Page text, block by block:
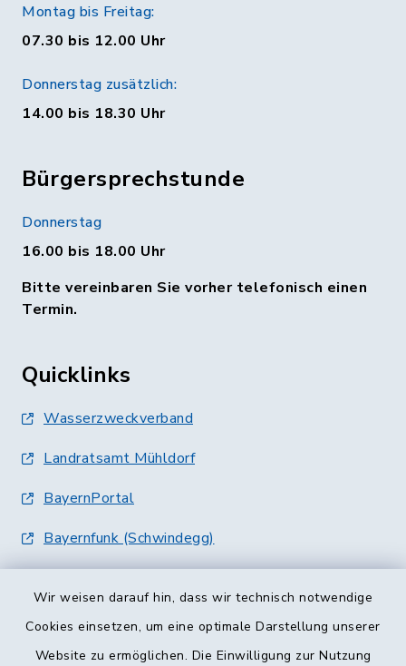
Wir weisen darauf hin, dass wir technisch notwendige
Cookies einsetzen, um eine optimale Darstellung unserer
Website zu ermöglichen. Die Einwilligung zur Nutzung
Montag bis Freitag:
07.30 bis 12.00 Uhr
Donnerstag zusätzlich:
14.00 bis 18.30 Uhr
Bürgersprechstunde
Donnerstag
16.00 bis 18.00 Uhr
Bitte vereinbaren Sie vorher telefonisch einen
Termin.
Quicklinks
Wasserzweckverband
Landratsamt Mühldorf
BayernPortal
Bayernfunk (Schwindegg)